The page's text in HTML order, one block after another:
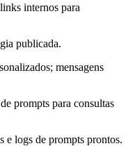
internos para
publicada.
mensagens
prompts para consultas
e logs de prompts prontos.